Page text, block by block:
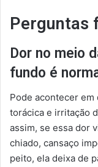
Perguntas
Dor no meio
fundo é
Pode acontecer
torácica e irritação
assim, se essa dor
chiado, cansaço
peito, ela deixa de